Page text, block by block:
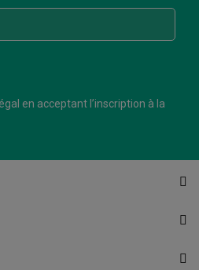
en acceptant l’inscription à la